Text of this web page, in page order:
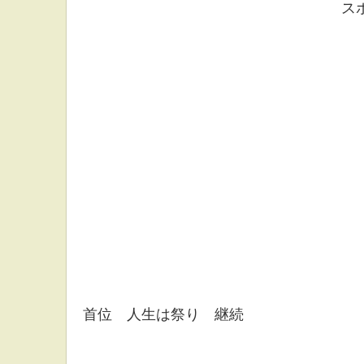
ス
首位 人生は祭り 継続